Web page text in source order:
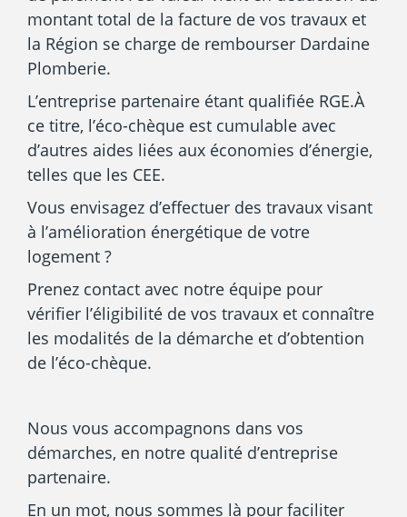
montant total de la facture de vos travaux et
la Région se charge de rembourser Dardaine
Plomberie.
L’entreprise partenaire étant qualifiée RGE.À
ce titre, l’éco-chèque est cumulable avec
d’autres aides liées aux économies d’énergie,
telles que les CEE.
Vous envisagez d’effectuer des travaux visant
à l’amélioration énergétique de votre
logement ?
Prenez contact avec notre équipe pour
vérifier l’éligibilité de vos travaux et connaître
les modalités de la démarche et d’obtention
de l’éco-chèque.
Nous vous accompagnons dans vos
démarches, en notre qualité d’entreprise
partenaire.
En un mot, nous sommes là pour faciliter